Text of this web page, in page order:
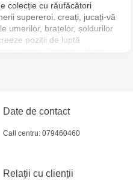
colecție cu răufăcători
supereroi. creați, jucați-vă
umerilor, brațelor, șoldurilor
poziții de luptă
de dovleac și faimosul său
roti seturile în 3D și își
Relații cu clienții
Date de contact
Call centru: 079460460